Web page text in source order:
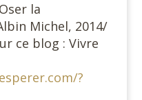
la
Michel, 2014/
ce blog : Vivre
?